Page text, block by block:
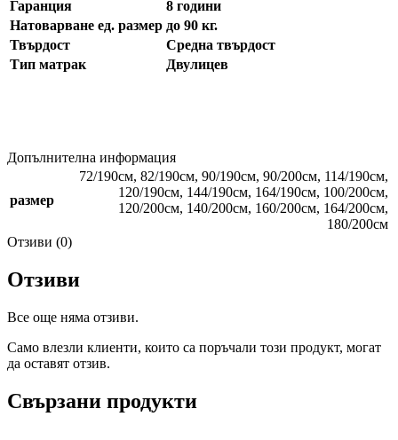
Гаранция
8 години
Натоварване ед. размер до 90 кг.
Твърдост
Средна твърдост
Тип матрак
Двулицев
Допълнителна информация
размер
72/190см, 82/190см, 90/190см, 90/200см, 114/190см,
120/190см, 144/190см, 164/190см, 100/200см,
120/200см, 140/200см, 160/200см, 164/200см,
180/200см
Отзиви (0)
Отзиви
Все още няма отзиви.
Само влезли клиенти, които са поръчали този продукт, могат
да оставят отзив.
Свързани продукти